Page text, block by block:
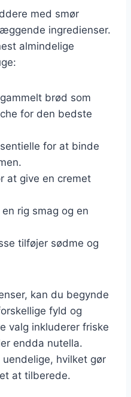
med smør
ingredienser.
almindelige
brød som
for den bedste
for at binde
at give en cremet
rig smag og en
tilføjer sødme og
kan du begynde
fyld og
valg inkluderer friske
endda nutella.
hvilket gør
at tilberede.